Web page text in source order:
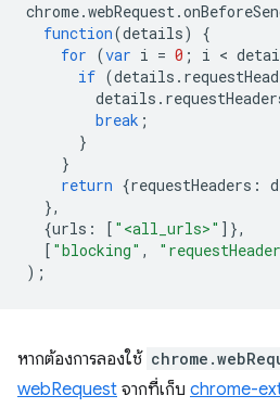
chrome.webRequest.
function(details)
{
for (var i = 0 ; i <
if (details .
details .
break ;
}
}
return {requestHeaders :
},
{urls : [ "<all_urls>" ]},
[ "blocking" ,
);
หากต้องการลองใช้
webRequest จากที่เก็บ chrome-